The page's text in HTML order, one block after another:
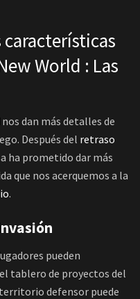
características
World : Las
dan más detalles de
Después del retraso
ha prometido dar más
que nos acerquemos a la
.
pueden
tablero de proyectos del
defensor puede